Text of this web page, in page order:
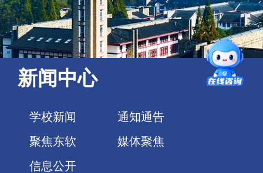
新闻中心
学校新闻
通知通告
聚焦东软
媒体聚焦
信息公开